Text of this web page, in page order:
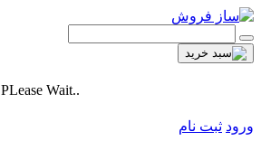
PLease Wait..
ورود ثبت نام